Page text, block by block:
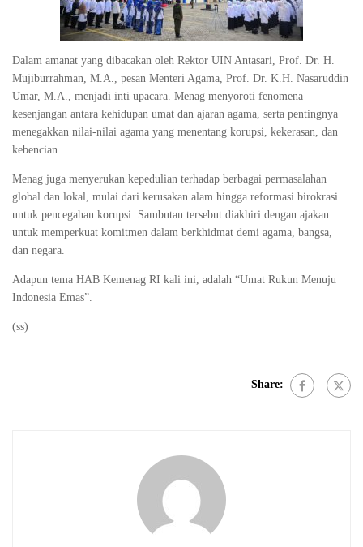
Dalam amanat yang dibacakan oleh Rektor UIN Antasari, Prof. Dr. H.
Mujiburrahman, M.A., pesan Menteri Agama, Prof. Dr. K.H. Nasaruddin
Umar, M.A., menjadi inti upacara. Menag menyoroti fenomena
kesenjangan antara kehidupan umat dan ajaran agama, serta pentingnya
menegakkan nilai-nilai agama yang menentang korupsi, kekerasan, dan
kebencian.
Menag juga menyerukan kepedulian terhadap berbagai permasalahan
global dan lokal, mulai dari kerusakan alam hingga reformasi birokrasi
untuk pencegahan korupsi. Sambutan tersebut diakhiri dengan ajakan
untuk memperkuat komitmen dalam berkhidmat demi agama, bangsa,
dan negara.
Adapun tema HAB Kemenag RI kali ini, adalah “Umat Rukun Menuju
Indonesia Emas”.
(ss)
Share: